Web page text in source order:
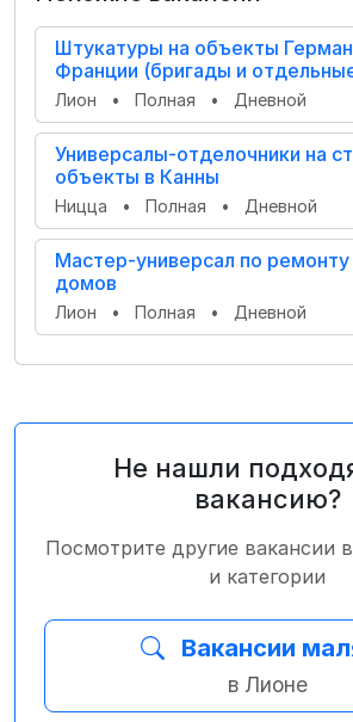
Штукатуры на объекты
Франции (бригады и
Лион • Полная • Дневной
Универсалы-отделочники на
объекты в Канны
Ницца • Полная • Дневной
Мастер-универсал по ремонту
домов
Лион • Полная • Дневной
Не нашли
вакансию?
Посмотрите другие вакансии
и категории
Вакансии
в Лионе